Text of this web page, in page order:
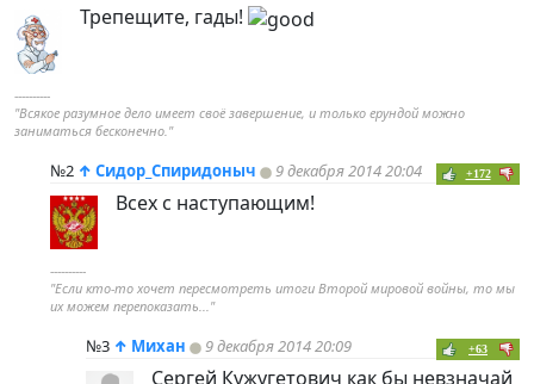
Трепещите, гады!
----------
"Всякое разумное дело имеет своё завершение, и только ерундой можно
заниматься бесконечно."
№2 ↑ Сидор_Спиридоныч 9 декабря 2014 20:04 +172
Всех с наступающим!
----------
"Если кто-то хочет пересмотреть итоги Второй мировой войны, то мы
их можем перепоказать..."
№3 ↑ Михан 9 декабря 2014 20:09 +63
Сергей Кужугетович как бы невзначай